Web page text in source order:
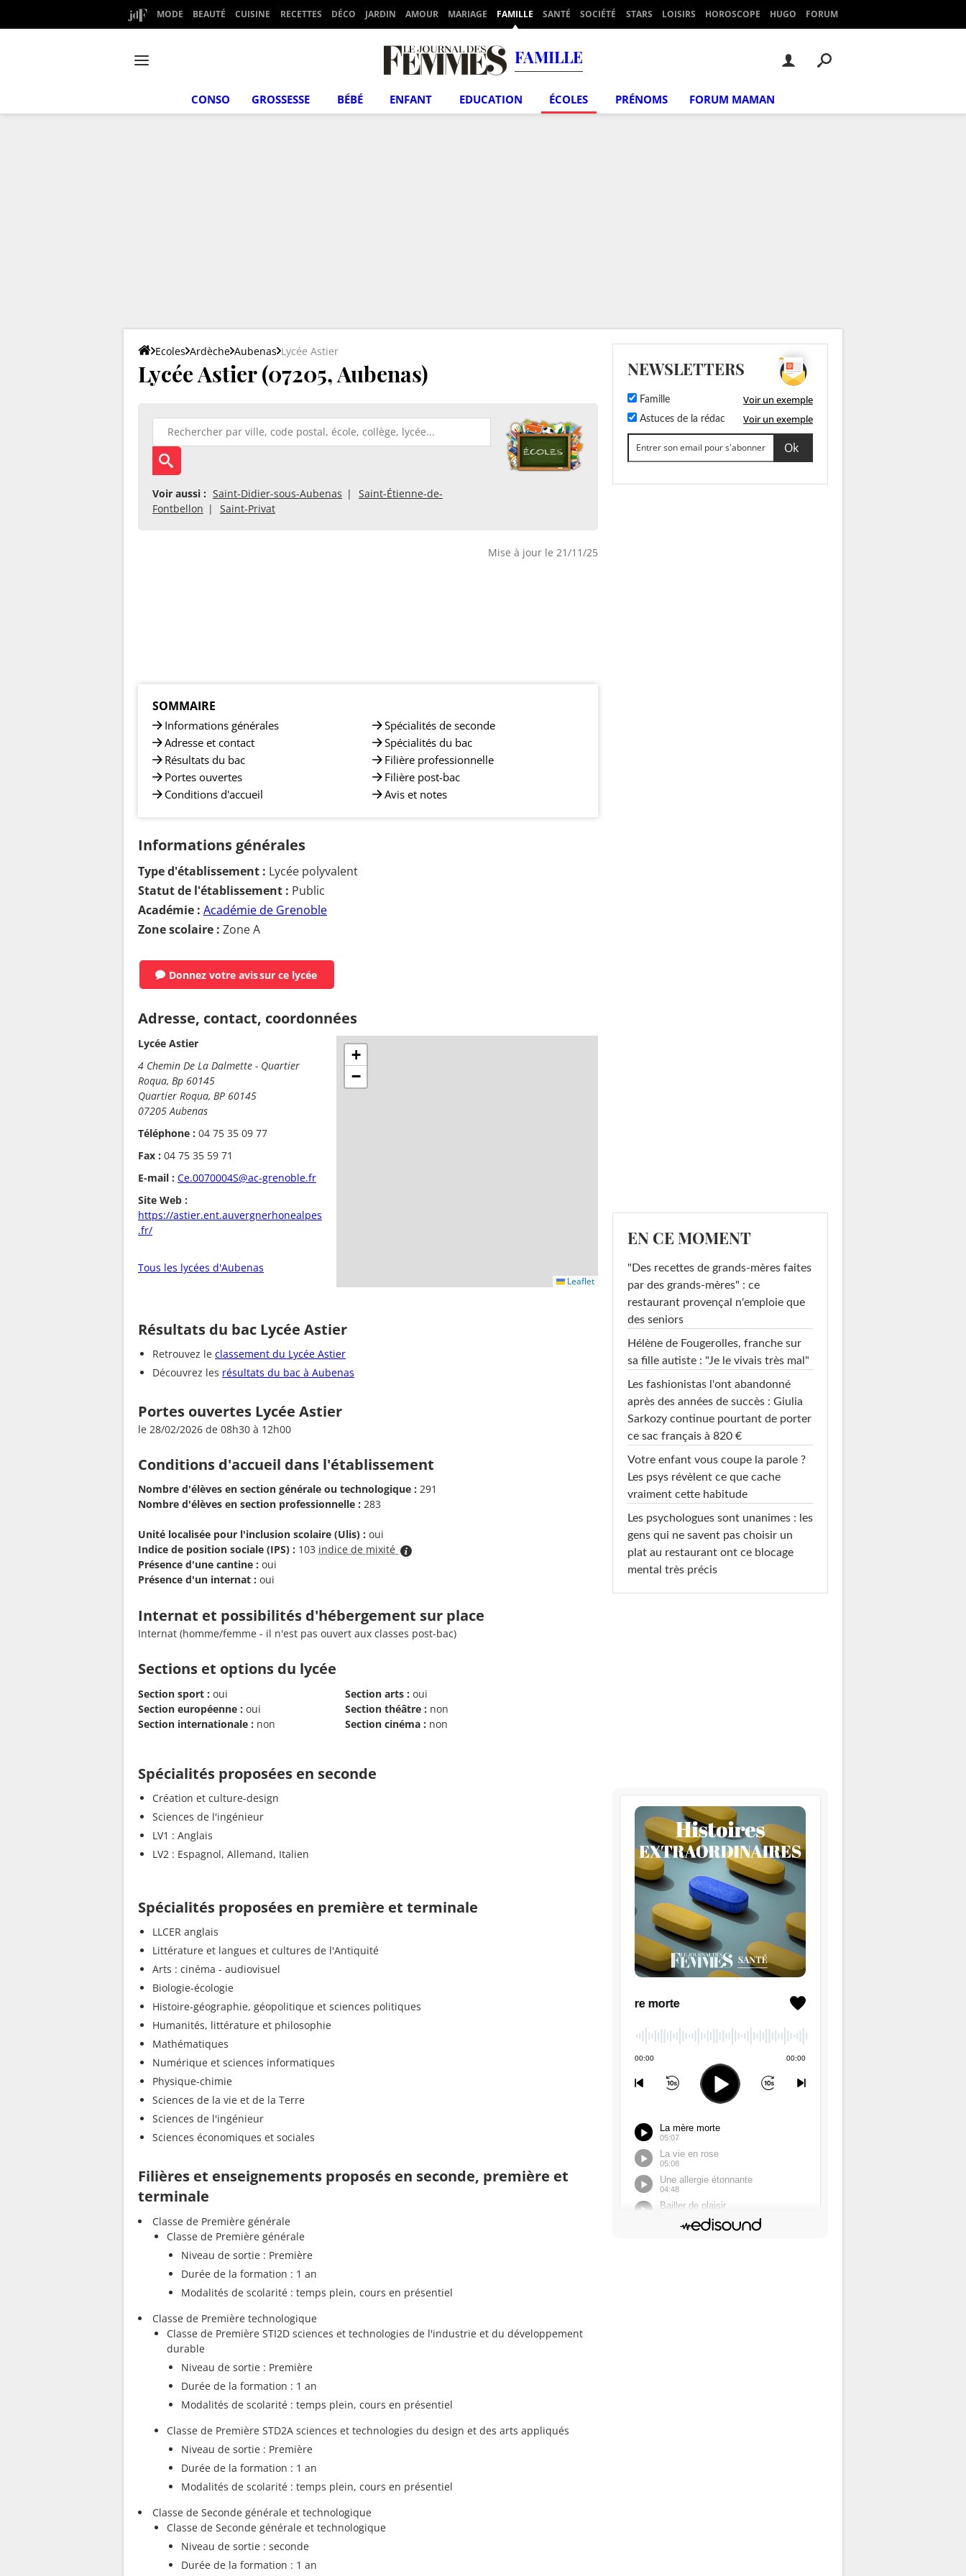
MODE BEAUTÉ CUISINE RECETTES DÉCO JARDIN AMOUR MARIAGE FAMILLE SANTÉ SOCIÉTÉ STARS LOISIRS HOROSCOPE HUGO FORUM
FAMILLE
CONSO GROSSESSE BÉBÉ ENFANT EDUCATION ÉCOLES PRÉNOMS FORUM MAMAN
Ecoles Ardèche Aubenas Lycée Astier
Lycée Astier (07205, Aubenas)
Voir aussi : Saint-Didier-sous-Aubenas
Saint-Étienne-de-
Fontbellon
Saint-Privat
Mise à jour le 21/11/25
SOMMAIRE
Informations générales
Adresse et contact
Résultats du bac
Portes ouvertes
Conditions d'accueil
Spécialités de seconde
Spécialités du bac
Filière professionnelle
Filière post-bac
Avis et notes
Informations générales
Type d'établissement : Lycée polyvalent
Statut de l'établissement : Public
Académie : Académie de Grenoble
Zone scolaire : Zone A
Donnez votre avissur ce lycée
Adresse, contact, coordonnées
Lycée Astier
4 Chemin De La Dalmette - Quartier
Roqua, Bp 60145
Quartier Roqua, BP 60145
07205 Aubenas
Téléphone : 04 75 35 09 77
Fax : 04 75 35 59 71
E-mail : Ce.0070004S@ac-grenoble.fr
Site Web :
https://astier.ent.auvergnerhonealpes
.fr/
Tous les lycées d'Aubenas
+
−
Leaflet
Résultats du bac Lycée Astier
Retrouvez le classement du Lycée Astier
Découvrez les résultats du bac à Aubenas
Portes ouvertes Lycée Astier
le 28/02/2026 de 08h30 à 12h00
Conditions d'accueil dans l'établissement
Nombre d'élèves en section générale ou technologique : 291
Nombre d'élèves en section professionnelle : 283
Unité localisée pour l'inclusion scolaire (Ulis) : oui
Indice de position sociale (IPS) : 103 indice de mixité
Présence d'une cantine : oui
Présence d'un internat : oui
Internat et possibilités d'hébergement sur place
Internat (homme/femme - il n'est pas ouvert aux classes post-bac)
Sections et options du lycée
Section sport : oui
Section européenne : oui
Section internationale : non
Section arts : oui
Section théâtre : non
Section cinéma : non
Spécialités proposées en seconde
Création et culture-design
Sciences de l'ingénieur
LV1 : Anglais
LV2 : Espagnol, Allemand, Italien
Spécialités proposées en première et terminale
LLCER anglais
Littérature et langues et cultures de l'Antiquité
Arts : cinéma - audiovisuel
Biologie-écologie
Histoire-géographie, géopolitique et sciences politiques
Humanités, littérature et philosophie
Mathématiques
Numérique et sciences informatiques
Physique-chimie
Sciences de la vie et de la Terre
Sciences de l'ingénieur
Sciences économiques et sociales
Filières et enseignements proposés en seconde, première et
terminale
Classe de Première générale
Classe de Première générale
Niveau de sortie : Première
Durée de la formation : 1 an
Modalités de scolarité : temps plein, cours en présentiel
Classe de Première technologique
Classe de Première STI2D sciences et technologies de l'industrie et du développement
durable
Niveau de sortie : Première
Durée de la formation : 1 an
Modalités de scolarité : temps plein, cours en présentiel
Classe de Première STD2A sciences et technologies du design et des arts appliqués
Niveau de sortie : Première
Durée de la formation : 1 an
Modalités de scolarité : temps plein, cours en présentiel
Classe de Seconde générale et technologique
Classe de Seconde générale et technologique
Niveau de sortie : seconde
Durée de la formation : 1 an
NEWSLETTERS
Famille Voir un exemple
Astuces de la rédac Voir un exemple
EN CE MOMENT
"Des recettes de grands-mères faites
par des grands-mères" : ce
restaurant provençal n'emploie que
des seniors
Hélène de Fougerolles, franche sur
sa fille autiste : "Je le vivais très mal"
Les fashionistas l'ont abandonné
après des années de succès : Giulia
Sarkozy continue pourtant de porter
ce sac français à 820 €
Votre enfant vous coupe la parole ?
Les psys révèlent ce que cache
vraiment cette habitude
Les psychologues sont unanimes : les
gens qui ne savent pas choisir un
plat au restaurant ont ce blocage
mental très précis